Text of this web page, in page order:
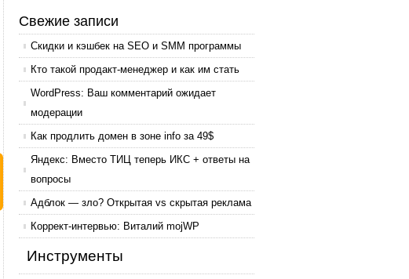
Свежие записи
Скидки и кэшбек на SEO и SMM программы
Кто такой продакт-менеджер и как им стать
WordPress: Ваш комментарий ожидает
модерации
Как продлить домен в зоне info за 49$
Яндекс: Вместо ТИЦ теперь ИКС + ответы на
вопросы
Адблок — зло? Открытая vs скрытая реклама
Коррект-интервью: Виталий mojWP
Инструменты